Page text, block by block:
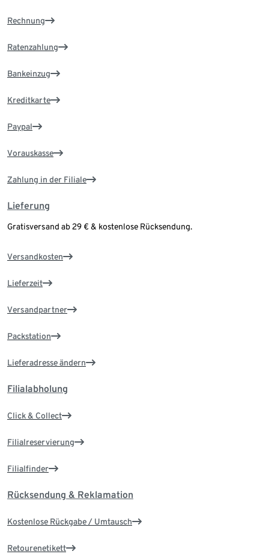
Rechnung
Ratenzahlung
Bankeinzug
Kreditkarte
Paypal
Vorauskasse
Zahlung in der Filiale
Lieferung
Gratisversand ab 29 € & kostenlose Rücksendung.
Versandkosten
Lieferzeit
Versandpartner
Packstation
Lieferadresse ändern
Filialabholung
Click & Collect
Filialreservierung
Filialfinder
Rücksendung & Reklamation
Kostenlose Rückgabe / Umtausch
Retourenetikett